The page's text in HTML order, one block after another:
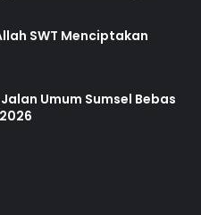
SWT Menciptakan
Umum Sumsel Bebas